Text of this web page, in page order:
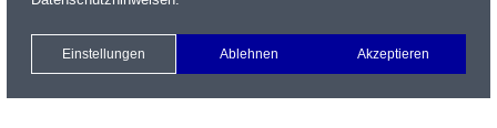
Xetra Realtime
Watchlist Portfolio Login
Einstellungen Ablehnen Akzeptieren